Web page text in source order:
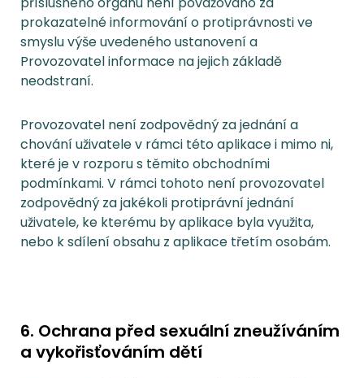
prokazatelné informování o protiprávnosti ve
smyslu výše uvedeného ustanovení a
Provozovatel informace na jejich základě
neodstraní.
Provozovatel není zodpovědný za jednání a
chování uživatele v rámci této aplikace i mimo ni,
které je v rozporu s těmito obchodními
podmínkami. V rámci tohoto není provozovatel
zodpovědný za jakékoli protiprávní jednání
uživatele, ke kterému by aplikace byla využita,
nebo k sdílení obsahu z aplikace třetím osobám.
6. Ochrana před sexuální zneužíváním
a vykořisťováním dětí